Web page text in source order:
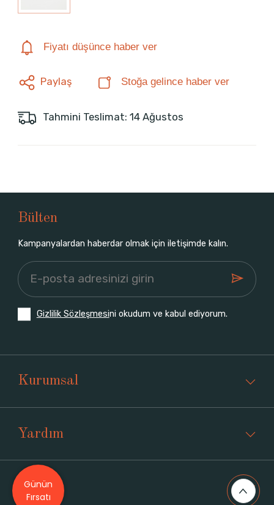
Fiyatı düşünce haber ver
Paylaş Stoğa gelince haber ver
Tahmini Teslimat: 14 Ağustos
Bülten
Kampanyalardan haberdar olmak için iletişimde kalın.
Gizlilik Sözleşmesini okudum ve kabul ediyorum.
Kurumsal
Yardım
Üyelik
Günün
Fırsatı